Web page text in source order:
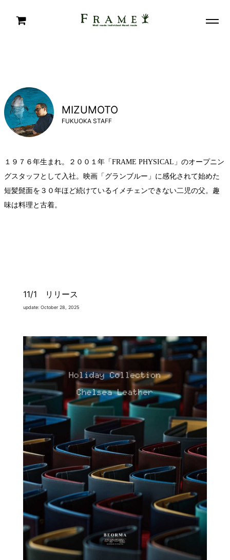
MIZUMOTO
FUKUOKA STAFF
１９７６年生まれ。２００１年「FRAME PHYSICAL」のオープニン
グスタッフとして入社。映画「グランブルー」に感化されて始めた
短髪髭面を３０年ほど続けているイメチェンできない二児の父。趣
味は料理と古着。
11/1 リリース
update: October 28, 2025